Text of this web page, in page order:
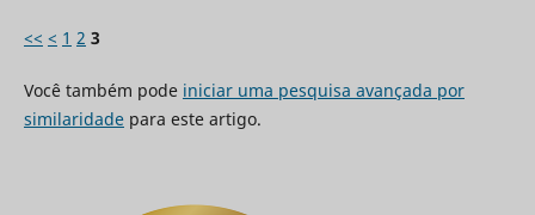
<< < 1 2 3
Você também pode iniciar uma pesquisa avançada por
similaridadepara este artigo.